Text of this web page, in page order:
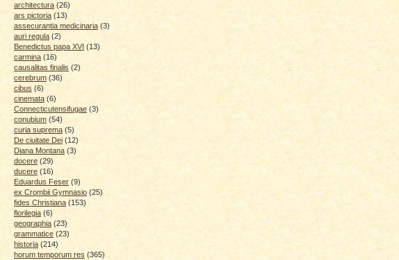
architectura (26)
ars pictoria (13)
assecurantia medicinaria (3)
auri regula (2)
Benedictus papa XVI (13)
carmina (16)
causalitas finalis (2)
cerebrum (36)
cibus (6)
cinemata (6)
Connecticutensifugae (3)
conubium (54)
curia suprema (5)
De ciuitate Dei (12)
Diana Montana (3)
docere (29)
ducere (16)
Eduardus Feser (9)
ex Crombii Gymnasio (25)
fides Christiana (153)
florilegia (6)
geographia (23)
grammatice (23)
historia (214)
horum temporum res (365)